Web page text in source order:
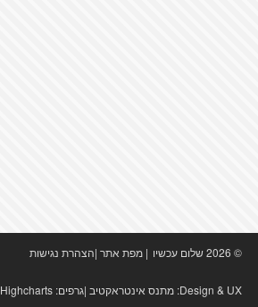
© 2026 שלום עכשיו | מפת אתר|הצהרת נגישות
Design & UX: מתנס אינטראקטיב|גרפים: Highcharts